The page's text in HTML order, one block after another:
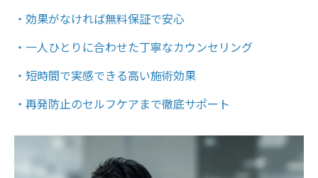
・効果がなければ無料保証で安心
・一人ひとりに合わせた丁寧なカウンセリング
・短時間で実感できる高い施術効果
・再発防止のセルフケアまで徹底サポート